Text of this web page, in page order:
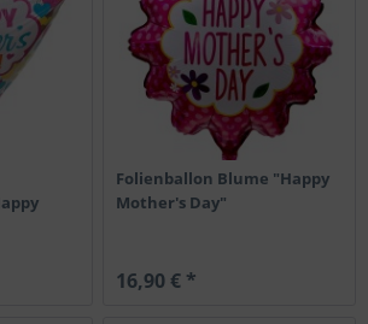
Folienballon Blume "Happy
Mother's Day"
16,90 € *